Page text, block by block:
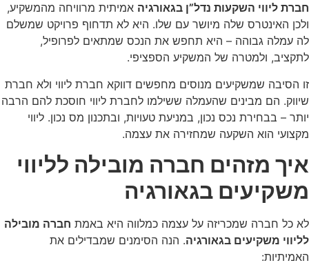
חברת ליווי השקעות נדל”ן בגאורגיה אמיתית מרוויחה מהמשקיע,
ולכן האינטרס שלה מיושר עם שלו. היא לא תדחוף פרויקט שמשלם
לה עמלה גבוהה – היא תחפש את הנכס שמתאים לפרופיל,
לתקציב, ולמטרה של המשקיע הספציפי.
זו הסיבה שמשקיעים מנוסים מחפשים דווקא חברת ליווי ולא חברת
שיווק. הם מבינים שהעמלה ששילמו לחברת ליווי חוסכת להם הרבה
יותר – בבחירת נכס נכון, במניעת טעויות, ובתכנון מס נכון. ליווי
מקצועי הוא השקעה שמחזירה את עצמה.
איך מזהים חברה מובילה לליווי
משקיעים בגאורגיה
לא כל חברה שמכריזה על עצמה כמלווה היא באמת חברה מובילה
לליווי משקיעים בגאורגיה. הנה הסימנים שמבדילים את
האמיתיות: